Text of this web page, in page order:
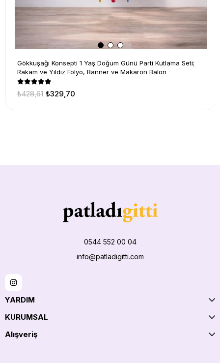
Gökkuşağı Konsepti 1 Yaş Doğum Günü Parti Kutlama Seti;
Rakam ve Yıldız Folyo, Banner ve Makaron Balon
₺329,70
₺428,61
0544 552 00 04
info@patladıgitti.com
YARDIM
KURUMSAL
Alışveriş